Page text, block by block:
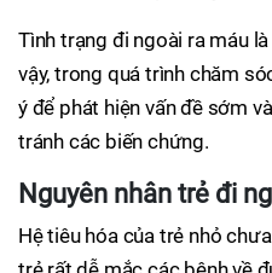
Tình trạng đi ngoài ra máu
vậy, trong quá trình chăm
ý để phát hiện vấn đề sớm
tránh các biến chứng.
Nguyên nhân trẻ đi
Hệ tiêu hóa của trẻ nhỏ